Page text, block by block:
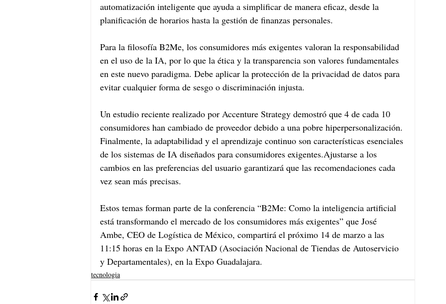
automatización inteligente que ayuda a simplificar de manera eficaz, desde la
planificación de horarios hasta la gestión de finanzas personales.
Para la filosofía B2Me, los consumidores más exigentes valoran la responsabilidad
en el uso de la IA, por lo que la ética y la transparencia son valores fundamentales
en este nuevo paradigma. Debe aplicar la protección de la privacidad de datos para
evitar cualquier forma de sesgo o discriminación injusta.
Un estudio reciente realizado por Accenture Strategy demostró que 4 de cada 10
consumidores han cambiado de proveedor debido a una pobre hiperpersonalización.
Finalmente, la adaptabilidad y el aprendizaje continuo son características esenciales
de los sistemas de IA diseñados para consumidores exigentes.Ajustarse a los
cambios en las preferencias del usuario garantizará que las recomendaciones cada
vez sean más precisas.
Estos temas forman parte de la conferencia “B2Me: Como la inteligencia artificial
está transformando el mercado de los consumidores más exigentes” que José
Ambe, CEO de Logística de México, compartirá el próximo 14 de marzo a las
11:15 horas en la Expo ANTAD (Asociación Nacional de Tiendas de Autoservicio
y Departamentales), en la Expo Guadalajara.
tecnologia